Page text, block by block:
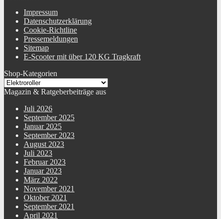
Impressum
Datenschutzerklärung
Cookie-Richtline
Pressemeldungen
Sitemap
E-Scooter mit über 120 KG Tragkraft
Shop-Kategorien
Magazin & Ratgeberbeiträge aus
Juli 2026
September 2025
Januar 2025
September 2023
August 2023
Juli 2023
Februar 2023
Januar 2023
März 2022
November 2021
Oktober 2021
September 2021
April 2021